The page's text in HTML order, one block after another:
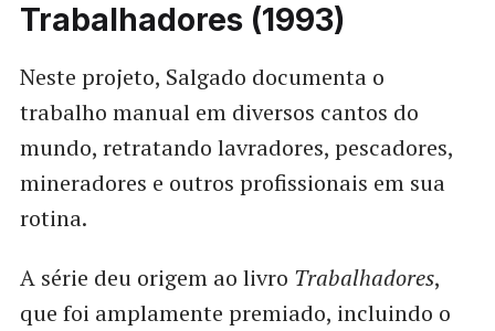
Trabalhadores (1993)
Neste projeto, Salgado documenta o
trabalho manual em diversos cantos do
mundo, retratando lavradores, pescadores,
mineradores e outros profissionais em sua
rotina.
A série deu origem ao livro Trabalhadores,
que foi amplamente premiado, incluindo o